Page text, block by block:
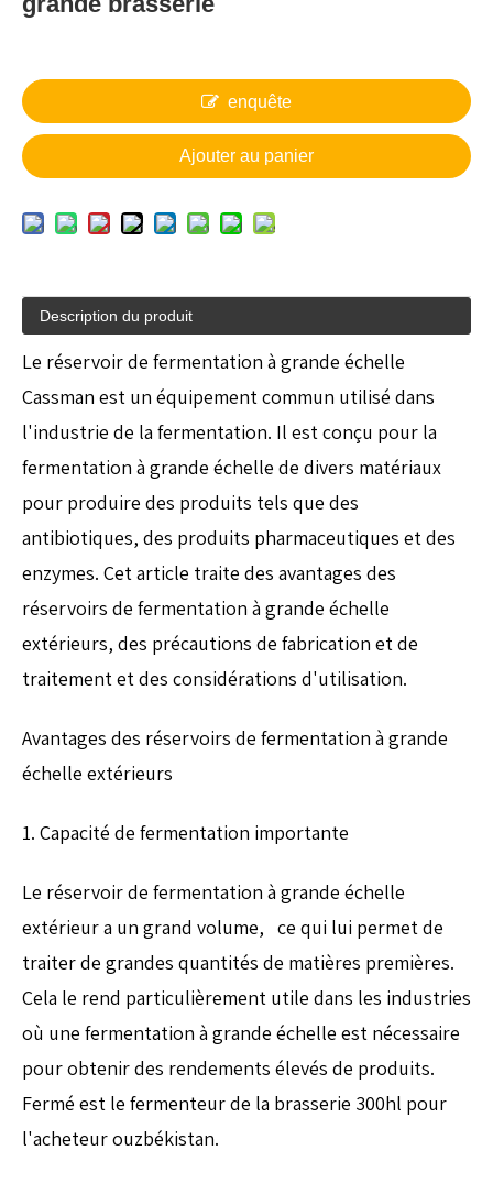
enquête
Ajouter au panier
Description du produit
Le réservoir de fermentation à grande échelle
Cassman est un équipement commun utilisé dans
l'industrie de la fermentation. Il est conçu pour la
fermentation à grande échelle de divers matériaux
pour produire des produits tels que des
antibiotiques, des produits pharmaceutiques et des
enzymes. Cet article traite des avantages des
réservoirs de fermentation à grande échelle
extérieurs, des précautions de fabrication et de
traitement et des considérations d'utilisation.
Avantages des réservoirs de fermentation à grande
échelle extérieurs
1. Capacité de fermentation importante
Le réservoir de fermentation à grande échelle
extérieur a un grand volume, ce qui lui permet de
traiter de grandes quantités de matières premières.
Cela le rend particulièrement utile dans les industries
où une fermentation à grande échelle est nécessaire
pour obtenir des rendements élevés de produits.
Fermé est le fermenteur de la brasserie 300hl pour
l'acheteur ouzbékistan.